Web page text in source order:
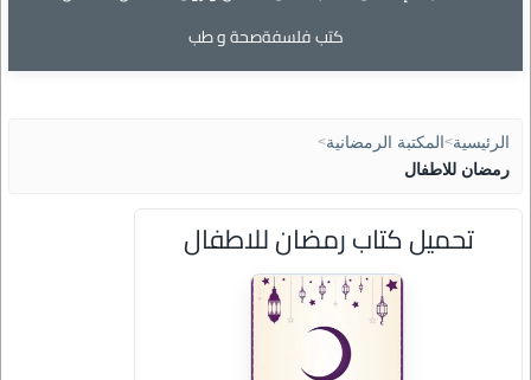
كتب فلسفةصحة و طب
الرئيسية> المكتبة الرمضانية>
رمضان للاطفال
تحميل كتاب رمضان للاطفال